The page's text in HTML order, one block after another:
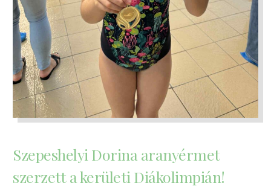
Szepeshelyi Dorina aranyérmet
szerzett a kerületi Diákolimpián!